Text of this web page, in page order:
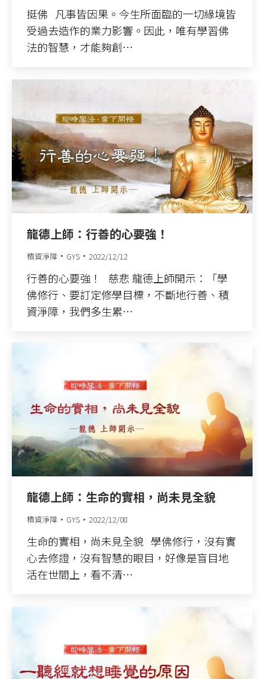
挺佛 凡事皆因果。今生所面臨的一切緣境皆
受過去造作的業力影響。因此，唯有學習佛
法的智慧，才能夠創…
龍德上師：行善的心要強！
積資淨障 GYS 2022/12/12
行善的心要強！ 慈悲 龍德上師開示：「學
佛修行、要訂定修學目標，不斷地行善、積
資淨障，我們多生累…
龍德上師：生命的實相，尚未見全貌
積資淨障 GYS 2022/12/08
生命的實相，尚未見全貌 學佛修行，沒有實
心去修證，沒有智慧的眼目，好像是盲目地
活在世間上，看不清…